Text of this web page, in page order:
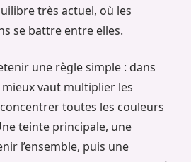
très actuel, où les
se battre entre elles.
une règle simple : dans
mieux vaut multiplier les
toutes les couleurs
teinte principale, une
l’ensemble, puis une